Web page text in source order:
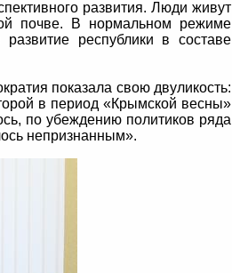
развития. Люди живут
почве. В нормальном режиме
республики в составе
показала свою двуликость:
в период «Крымской весны»
по убеждению политиков ряда
непризнанным».